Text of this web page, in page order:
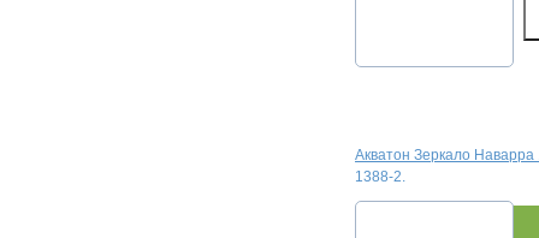
Акватон Зеркало Наварра
1388-2.